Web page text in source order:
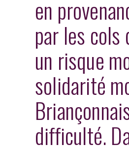
en
par les cols
un risque
solidarité
difficulté.